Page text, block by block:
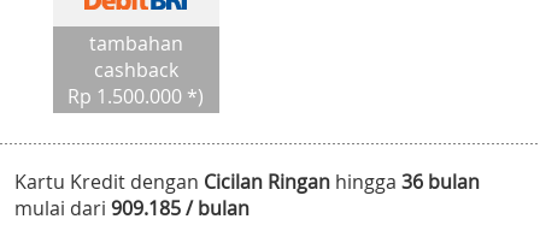
tambahan
cashback
Rp 1.500.000 *)
Kartu Kredit dengan Cicilan Ringan hingga 36 bulan
mulai dari 909.185 / bulan